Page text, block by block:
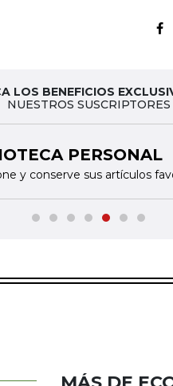
LOS BENEFICIOS
NUESTROS SUSCRIPTORES
PERSONAL
y conserve sus artículos